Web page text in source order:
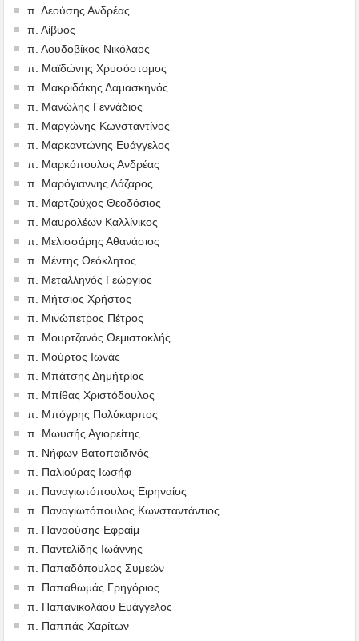
π. Λεούσης Ανδρέας
π. Λίβυος
π. Λουδοβίκος Νικόλαος
π. Μαϊδώνης Χρυσόστομος
π. Μακριδάκης Δαμασκηνός
π. Μανώλης Γεννάδιος
π. Μαργώνης Κωνσταντίνος
π. Μαρκαντώνης Ευάγγελος
π. Μαρκόπουλος Ανδρέας
π. Μαρόγιαννης Λάζαρος
π. Μαρτζούχος Θεοδόσιος
π. Μαυρολέων Καλλίνικος
π. Μελισσάρης Αθανάσιος
π. Μέντης Θεόκλητος
π. Μεταλληνός Γεώργιος
π. Μήτσιος Χρήστος
π. Μινώπετρος Πέτρος
π. Μουρτζανός Θεμιστοκλής
π. Μούρτος Ιωνάς
π. Μπάτσης Δημήτριος
π. Μπίθας Χριστόδουλος
π. Μπόγρης Πολύκαρπος
π. Μωυσής Αγιορείτης
π. Νήφων Βατοπαιδινός
π. Παλιούρας Ιωσήφ
π. Παναγιωτόπουλος Ειρηναίος
π. Παναγιωτόπουλος Κωνσταντάντιος
π. Παναούσης Εφραίμ
π. Παντελίδης Ιωάννης
π. Παπαδόπουλος Συμεών
π. Παπαθωμάς Γρηγόριος
π. Παπανικολάου Ευάγγελος
π. Παππάς Χαρίτων